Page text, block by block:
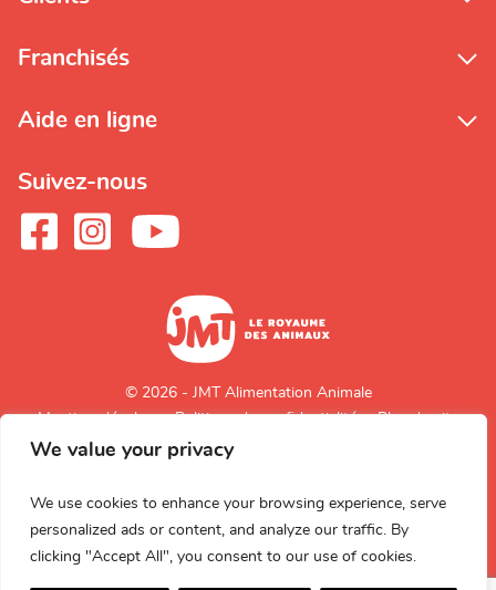
We value your privacy
We use cookies to enhance your browsing experience, serve
personalized ads or content, and analyze our traffic. By
clicking "Accept All", you consent to our use of cookies.
Franchisés
Aide en ligne
Suivez-nous
© 2026 - JMT Alimentation Animale
Mentions légales
Politique de confidentialité Plan du site